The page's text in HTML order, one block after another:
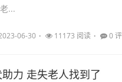
...
06-30 11173 阅读 0
力 走失老人找到了